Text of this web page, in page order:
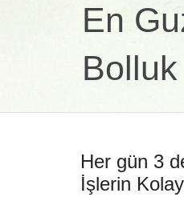
En
Her gün 3
İşlerin